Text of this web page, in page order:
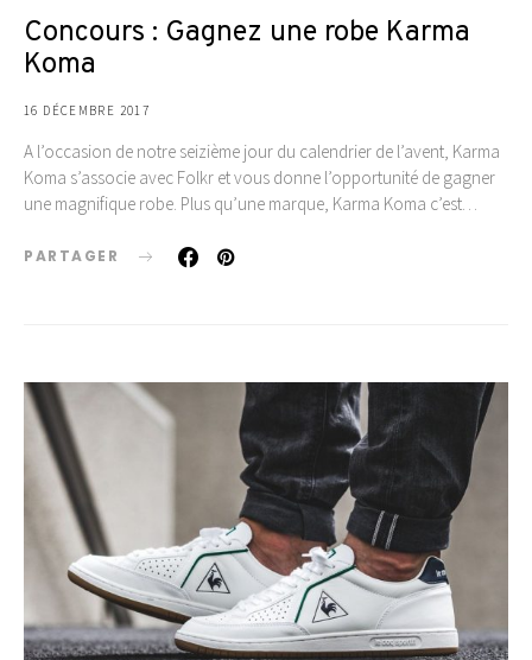
Concours : Gagnez une robe Karma
Koma
16 DÉCEMBRE 2017
A l’occasion de notre seizième jour du calendrier de l’avent, Karma
Koma s’associe avec Folkr et vous donne l’opportunité de gagner
une magnifique robe. Plus qu’une marque, Karma Koma c’est…
PARTAGER